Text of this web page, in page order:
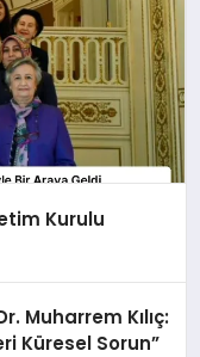
Kurulu
Muharrem Kılıç:
Küresel Sorun”